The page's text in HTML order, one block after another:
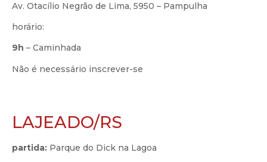
Av. Otacílio Negrão de Lima, 5950 – Pampulha
horário:
9h – Caminhada
Não é necessário inscrever-se
LAJEADO/RS
partida: Parque do Dick na Lagoa